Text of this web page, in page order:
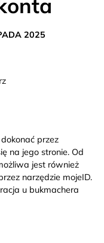
2025
przez
na jego stronie. Od
jest również
narzędzie mojeID.
u bukmachera